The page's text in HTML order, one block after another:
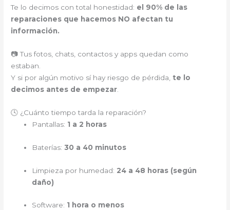
Te lo decimos con total honestidad: el 90% de las
reparaciones que hacemos NO afectan tu
información.
📷 Tus fotos, chats, contactos y apps quedan como
estaban.
Y si por algún motivo sí hay riesgo de pérdida, te lo
decimos antes de empezar
🕓 ¿Cuánto tiempo tarda la reparación?
Pantallas: 1 a 2 horas
Baterías:30 a 40 minutos
Limpieza por humedad: 24 a 48 horas (según
daño)
Software: 1 hora o menos